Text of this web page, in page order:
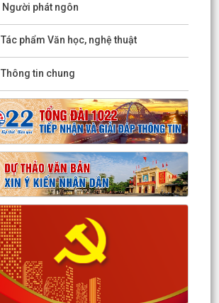
Người phát ngôn
Tác phẩm Văn học, nghệ thuật
Thông tin chung